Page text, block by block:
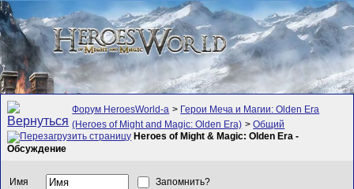
Форум HeroesWorld-а > Герои Меча и Магии: Olden Era
(Heroes of Might and Magic: Olden Era) >Общий
Heroes of Might & Magic: Olden Era -
Обсуждение
Имя Запомнить?